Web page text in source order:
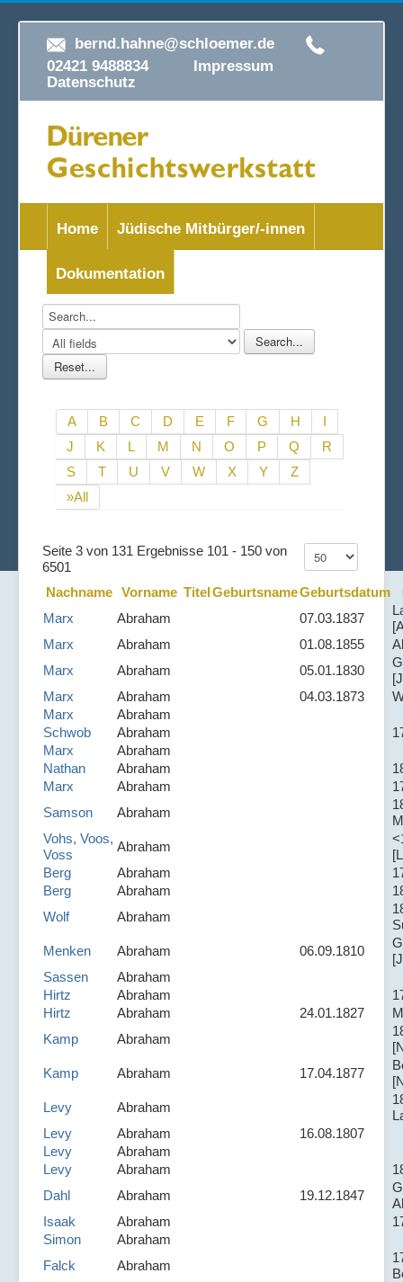
bernd.hahne@schloemer.de
02421 9488834 Impressum
Datenschutz
Home Jüdische Mitbürger/-innen
Dokumentation
A B C D E F G H
I
J
K L M N O P Q
R
S
T U V W X Y
Z
»All
Seite 3 von 131 Ergebnisse 101 - 150 von
6501
Nachname Vorname TitelGeburtsnameGeburtsdatum
Marx
Abraham 07.03.1837
Marx
Abraham 01.08.1855
Marx
Abraham 05.01.1830
Marx
Abraham 04.03.1873
Marx
Abraham
Schwob
Abraham
Marx
Abraham
Nathan
Abraham
Marx
Abraham
Samson
Abraham
Vohs, Voos,
Voss
Abraham
Berg
Abraham
Berg
Abraham
Wolf
Abraham
Menken
Abraham 06.09.1810
Sassen
Abraham
Hirtz
Abraham
Hirtz
Abraham 24.01.1827
Kamp
Abraham
Kamp
Abraham 17.04.1877
Levy
Abraham
Levy
Abraham
16.08.1807
Levy
Abraham
Levy
Abraham
Dahl
Abraham 19.12.1847
Isaak
Abraham
Simon
Abraham
Falck
Abraham